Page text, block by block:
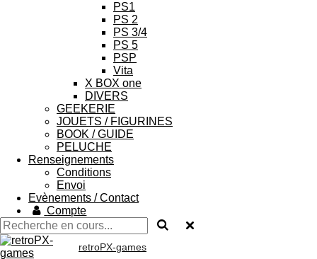
PS1
PS 2
PS 3/4
PS 5
PSP
Vita
X BOX one
DIVERS
GEEKERIE
JOUETS / FIGURINES
BOOK / GUIDE
PELUCHE
Renseignements
Conditions
Envoi
Evènements / Contact
Compte
retroPX-games